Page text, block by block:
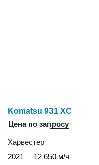
Komatsu 931 XC
Цена по запросу
Харвестер
2021
12 650 м/ч